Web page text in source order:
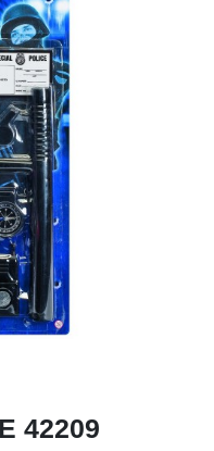
42209